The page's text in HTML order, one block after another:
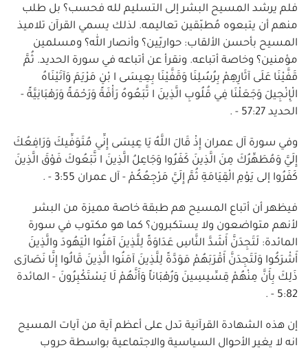
فلم يرشد المسيح البشر إلى التسليم لله فحسب؟ بل طلب
منهم أن يتبعوه مُطبّقين تعاليمه. لذلك يسمي القرآن تلاميذ
المسيح بأحسن الألقاب: حواريّين؟ وأنصار الله؟ ومسلمين
مؤمنين؟ وخاصة أتباعه. ونقرأ عن أتباعه في سورة الحديد. ثُمَّ
قَفَّيْنَا عَلَى آثَارِهِمْ بِرُسُلِنَا وَقَفَّيْنَا بِعِيسَى ا بْنِ مَرْيَمَ وَآتَيْنَاهُ
الْإِنْجِيلَ وَجَعَلْنَا فِي قُلُوبِ الَّذِينَ ا تَّبَعُوهُ رَأْفَةً وَرَحْمَةً وَرَهْبَانِيَّةً -
الحديد 57:27 - .
وفي سورة آل عمران إِذْ قَالَ اللَّهُ يَا عِيسَى إِنِّي مُتَوَفِّيكَ وَرَافِعُكَ
إِلَيَّ وَمُطَهِّرُكَ مِنَ الَّذِينَ كَفَرُوا وَجَاعِلُ الَّذِينَ ا تَّبَعُوكَ فَوْقَ الَّذِينَ
كَفَرُوا إلى يَوْمِ الْقِيَامَةِ ثُمَّ إِلَيَّ مَرْجِعُكُمْ - آل عمران 3:55 - .
فيظهر أن أتباع المسيح هم طبقة خاصة مميزة من البشر
لأنهم متواضعون ولا يستكبرون؟ كما هو مكتوب في سورة
المائدة: لَتَجِدَنَّ أَشَدَّ النَّاسِ عَدَاوَةً لِلَّذِينَ آمَنُوا الْيَهُودَ والَّذِينَ
أَشْرَكُوا وَلَتَجِدَنَّ أَقْرَبَهُمْ مَوَدَّةً لِلَّذِينَ آمَنُوا الَّذِينَ قَالُوا إِنَّا نَصَارَى
ذَلِكَ بِأَنَّ مِنْهُمْ قِسِّيسِينَ وَرُهْبَاناً وَأَنَّهُمْ لَا يَسْتَكْبِرُونَ - المائدة
5:82 - .
إن هذه الشهادة القرآنية تدل على أعظم آية من آيات المسيح
انه لا يغير الأحوال السياسية والاجتماعية بواسطة حروب